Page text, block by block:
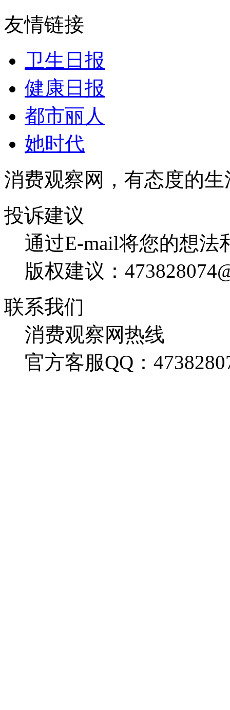
友情链接
卫生日报
健康日报
都市丽人
她时代
消费观察网，有态度的
投诉建议
通过E-mail将您的想法
版权建议：
联系我们
消费观察网热线
官方客服QQ：